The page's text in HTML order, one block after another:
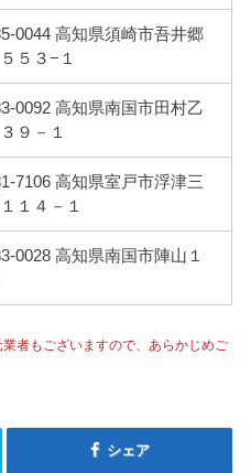
0044 高知県須崎市吾井郷
５３−１
0092 高知県南国市田村乙
９－１
7106 高知県室戸市浮津三
１４－１
0028 高知県南国市陣山１
者もございますので、あらかじめご
シェア